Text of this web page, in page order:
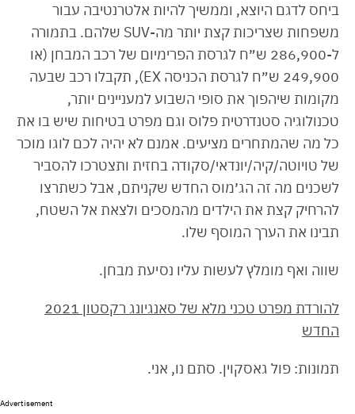
ביחס לדגם היוצא, וממשיך להיות אלטרנטיבה עבור
משפחות שצריכות קצת יותר מה-SUV שלהם. בתמורה
ל-286,900 ש״ח לגרסת הפרימיום של רכב המבחן (או
249,900 ש״ח לגרסת הכניסה EX), תקבלו רכב שבעה
מקומות שיהפוך את סופי השבוע למעניינים יותר,
טכנולוגיה סטנדרטית פלוס וגם מפרט בטיחות שיש בו את
כל מה שהמתחרים מציעים. אמנם לא יהיה לכם לוגו מוכר
של טויוטה/קיה/יונדאי/סקודה בחזית ותצטרכו להסביר
לשכנים מה זה הג׳מוס החדש שקניתם, אבל כשתרצו
להרחיק קצת את הילדים מהמסכים ולצאת אל השטח,
תבינו את הערך המוסף שלו.
שווה ואף מומלץ לעשות עליו נסיעת מבחן.
להורדת מפרט טכני מלא של סאנגיונג רקסטון 2021
החדש
תמונות: פול גאסקוין. סתם נו, אני.
Advertisement